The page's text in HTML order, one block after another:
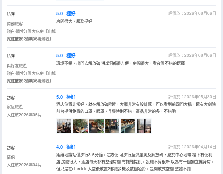
訪客
商務旅客
嶺白·嶼兮江景大床房【山城
霓虹盛景+遠眺大橋景觀】
入住於2026年08月
5.0 極好
評價於：2026年08月06日
房間很大，服務挺好
訪客
與好友旅遊
嶺白·嶼兮江景大床房【山城
霓虹盛景+遠眺大橋景觀】
入住於2026年08月
5.0 極好
評價於：2026年08月06日
環境不錯，出門去解放碑 洪崖洞都很方便，房間很大，看夜景不錯的選擇
訪客
家庭旅遊
入住於2026年05月
5.0 極好
評價於：2026年05月30日
酒店位置非常好，就在解放碑附近，大廳非常有設計感，可以看到前四門大橋，還有大劇院
前台提供免費的口罩，眼罩，早餐特別不錯，產品非常的多，不錯喲
訪客
情侶
入住於2026年04月
4.0 很好
評價於：2026年04月14日
距離地鐵站僅步行3-5分鐘，超方便 可步行至洪崖洞及解放碑，屬於中心地帶 樓下有便利
店 房間很大，酒店每天都有整理房間 有拖鞋提供，設施不算很新 以為有一個獨立健身房，
但只是在check in大堂後放置2部跑步機及數個啞鈴，是開放式空間 整體不錯